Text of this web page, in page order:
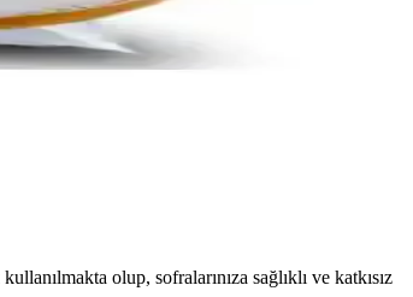
olup, sofralarınıza sağlıklı ve katkısız